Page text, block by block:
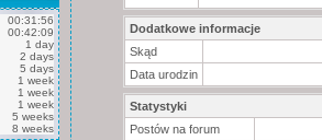
00:31:56
00:42:09
1 day
2 days
5 days
1 week
1 week
1 week
5 weeks
8 weeks
Dodatkowe informacje
Skąd
Data urodzin
Statystyki
Postów na forum